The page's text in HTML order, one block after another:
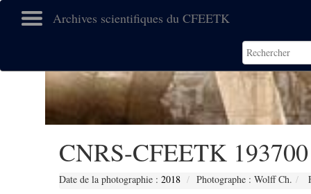
Archives scientifiques du CFEETK
CNRS-CFEETK 193700
Date de la photographie : 2018 Photographe : Wolff Ch.